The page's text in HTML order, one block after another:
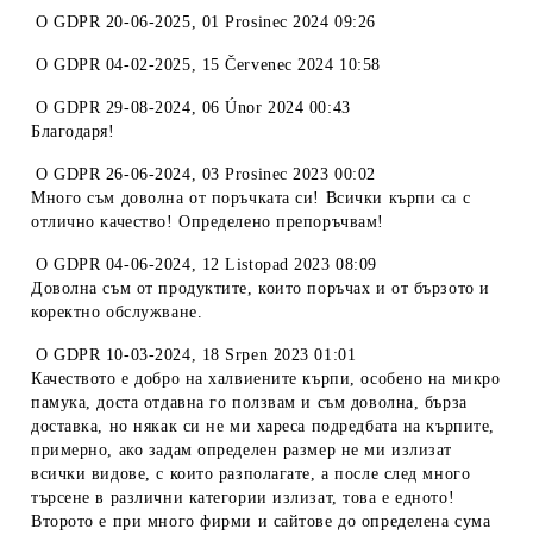
OGDPR 20-06-2025, 01 Prosinec 2024 09:26
OGDPR 04-02-2025, 15 Červenec 2024 10:58
OGDPR 29-08-2024, 06 Únor 2024 00:43
Благодаря!
OGDPR 26-06-2024, 03 Prosinec 2023 00:02
Много съм доволна от поръчката си! Всички кърпи са с
отлично качество! Определено препоръчвам!
OGDPR 04-06-2024, 12 Listopad 2023 08:09
Доволна съм от продуктите, които поръчах и от бързото и
коректно обслужване.
OGDPR 10-03-2024, 18 Srpen 2023 01:01
Качеството е добро на халвиените кърпи, особено на микро
памука, доста отдавна го ползвам и съм доволна, бърза
доставка, но някак си не ми хареса подредбата на кърпите,
примерно, ако задам определен размер не ми излизат
всички видове, с които разполагате, а после след много
търсене в различни категории излизат, това е едното!
Второто е при много фирми и сайтове до определена сума